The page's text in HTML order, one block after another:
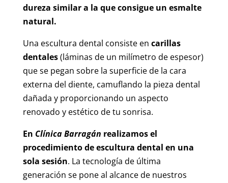
dureza similar a la que consigue un esmalte
natural.
Una escultura dental consiste en carillas
dentales(láminas de un milímetro de espesor)
que se pegan sobre la superficie de la cara
externa del diente, camuflando la pieza dental
dañada y proporcionando un aspecto
renovado y estético de tu sonrisa.
En Clínica Barragán realizamos el
procedimiento de escultura dental en una
sola sesión. La tecnología de última
generación se pone al alcance de nuestros